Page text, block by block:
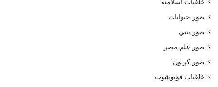
خلفيات اسلامية
صور حيوانات
صور بيبي
صور علم مصر
صور كرتون
خلفيات فوتوشوب